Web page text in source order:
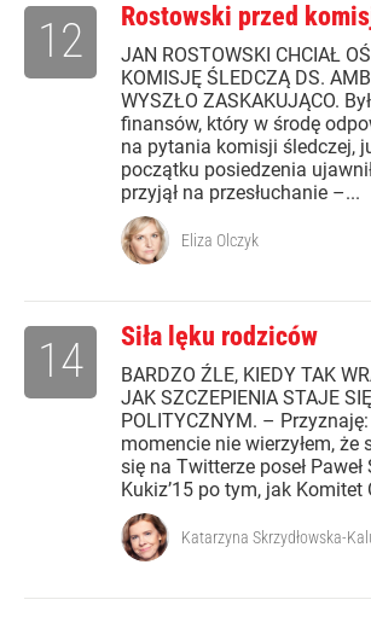
Rostowski przed
JAN ROSTOWSKI CHCIAŁ
KOMISJĘ ŚLEDCZĄ DS.
WYSZŁO ZASKAKUJĄCO.
finansów, który w środę
na pytania komisji śledczej,
początku posiedzenia
przyjął na przesłuchanie –...
12
Eliza Olczyk
Siła lęku rodziców
BARDZO ŹLE, KIEDY TAK
JAK SZCZEPIENIA STAJE
POLITYCZNYM. –
momencie nie wierzyłem, że
się na Twitterze poseł
Kukiz’15 po tym, jak Komitet
14
Katarzyna Skrzydłowska-